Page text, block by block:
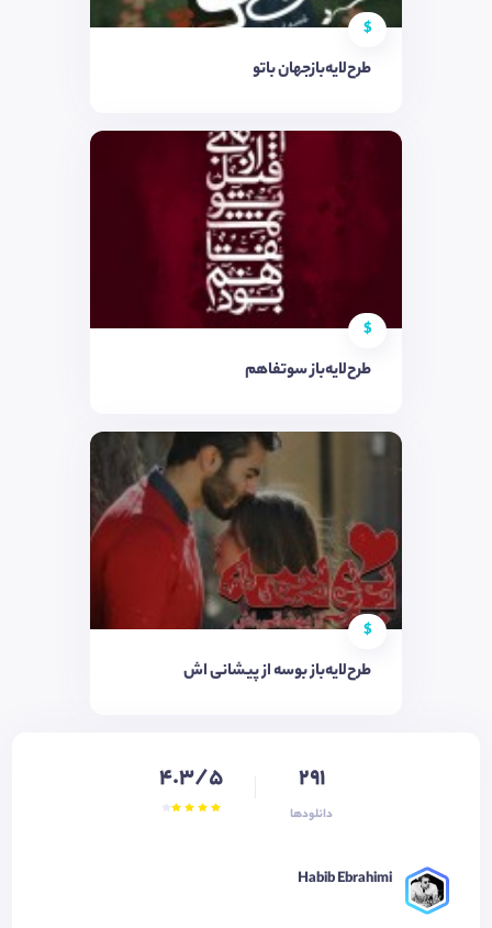
$
طرح‌لایه‌بازجهان باتو
$
طرح‌لایه‌باز سوتفاهم
$
طرح‌لایه‌باز بوسه از پیشانی اش
291
دانلودها
4.3/5
Habib Ebrahimi